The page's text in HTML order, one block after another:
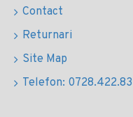
Contact
Returnari
Site Map
Telefon: